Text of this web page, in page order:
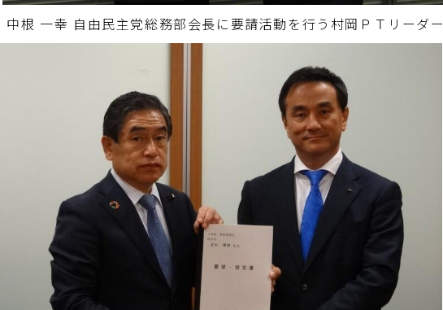
中根 一幸 自由民主党総務部会長に要請活動を行う村岡ＰＴリーダー